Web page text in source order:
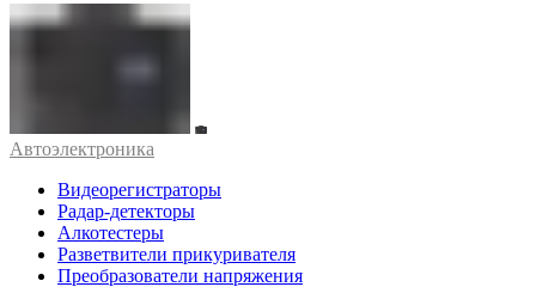
Автоэлектроника
Видеорегистраторы
Радар-детекторы
Алкотестеры
Разветвители прикуривателя
Преобразователи напряжения